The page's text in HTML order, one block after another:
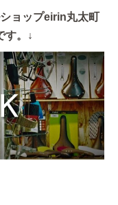
ョップeirin丸太町
す。↓